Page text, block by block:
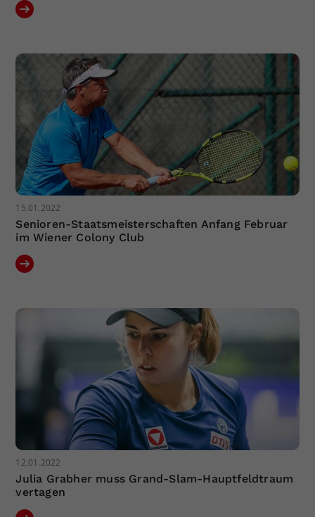
15.01.2022
Senioren-Staatsmeisterschaften Anfang Februar
im Wiener Colony Club
12.01.2022
Julia Grabher muss Grand-Slam-Hauptfeldtraum
vertagen